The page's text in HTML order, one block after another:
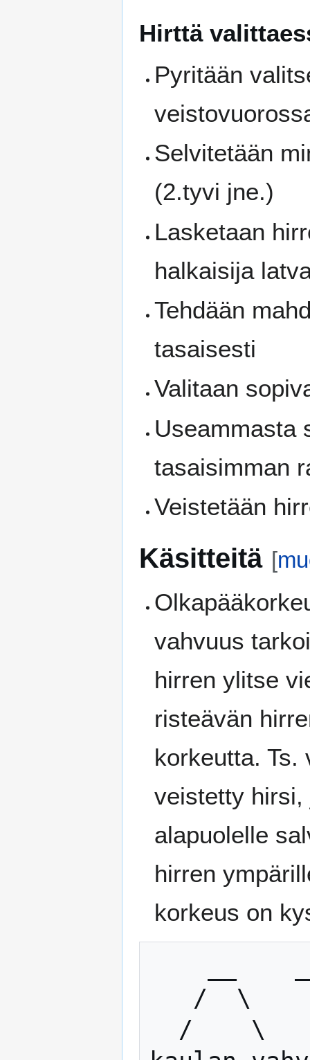
Hirttä
Pyritään
Selvitetään
(2.tyvi jne.)
Lasketaan
halkaisija
Tehdään
tasaisesti
Valitaan
Useammasta
tasaisimman
Veistetään
Käsitteitä [
vahvuus
hirren ylitse
risteävän
korkeutta. Ts.
veistetty hirsi,
alapuolelle
hirren
korkeus on